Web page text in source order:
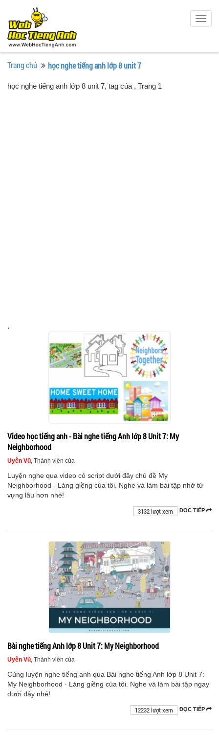
Trang chủ học nghe tiếng anh lớp 8 unit 7
học nghe tiếng anh lớp 8 unit 7, tag của , Trang 1
.
Video học tiếng anh - Bài nghe tiếng Anh lớp 8 Unit 7: My
Neighborhood
Uyên Vũ , Thành viên của
Luyện nghe qua video có script dưới đây chủ đề My
Neighborhood - Láng giềng của tôi. Nghe và làm bài tập nhớ từ
vựng lâu hơn nhé!
ĐỌC TIẾP
3132 lượt xem
Bài nghe tiếng Anh lớp 8 Unit 7: My Neighborhood
Uyên Vũ , Thành viên của
Cùng luyện nghe tiếng anh qua Bài nghe tiếng Anh lớp 8 Unit 7:
My Neighborhood - Láng giềng của tôi. Nghe và làm bài tập ngay
dưới đây nhé!
ĐỌC TIẾP
12232 lượt xem